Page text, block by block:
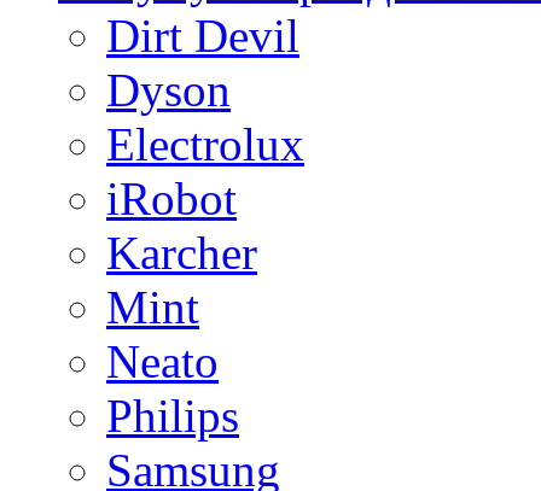
Dirt Devil
Dyson
Electrolux
iRobot
Karcher
Mint
Neato
Philips
Samsung